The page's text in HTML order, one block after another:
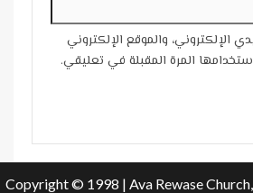
الإلكتروني، والموقع الإلكتروني
المرة المقبلة في تعليقي.
Copyright © 1998 | Ava Rewase